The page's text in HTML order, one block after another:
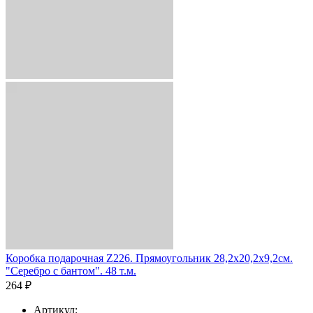
Коробка подарочная Z226. Прямоугольник 28,2х20,2х9,2см.
"Серебро с бантом". 48 т.м.
264 ₽
Артикул: